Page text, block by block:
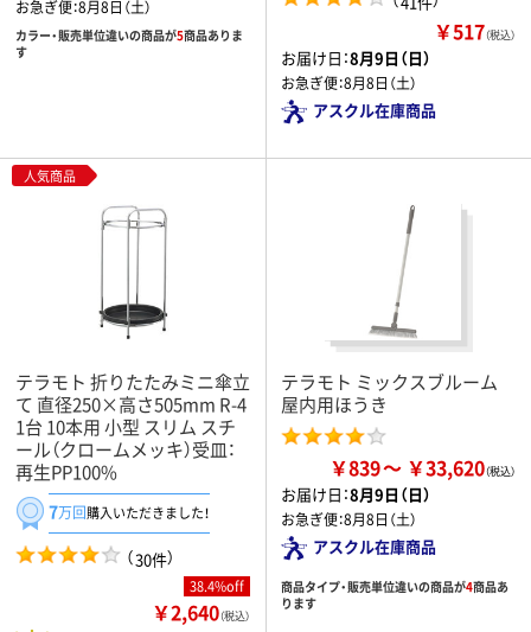
お急ぎ便：8月8日（土）
カラー・販売単位違いの商品が5商品ありま
す
￥517（税込）
お届け日：8月9日（日）
お急ぎ便：8月8日（土）
アスクル在庫商品
人気商品
テラモト 折りたたみミニ傘立
て 直径250×高さ505mm R-4
1台 10本用 小型 スリム スチ
ール（クロームメッキ）受皿：
再生PP100%
7万回購入いただきました！
（30件）
38.4%off
￥2,640（税込）
テラモト ミックスブルーム
屋内用ほうき
￥839 ￥33,620
お届け日：8月9日（日）
お急ぎ便：8月8日（土）
アスクル在庫商品
商品タイプ・販売単位違いの商品が4商品あ
ります